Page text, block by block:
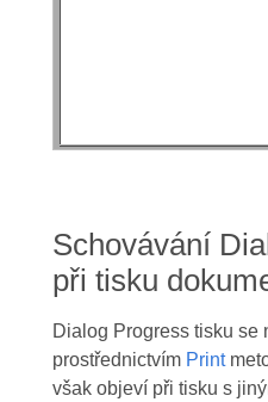
Schovávání
při tisku
Dialog Progress tisku se
prostřednictvím Print
však objeví při tisku s